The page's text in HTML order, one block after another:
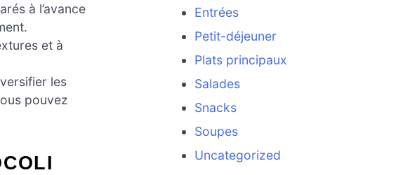
à l’avance
et à
les
pouvez
Entrées
Petit-déjeuner
Plats principaux
Salades
Snacks
Soupes
Uncategorized